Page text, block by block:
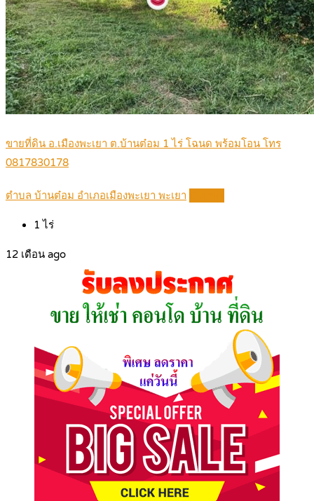
ขายที่ดิน อ.เมืองพะเยา ต.บ้านต๋อม 1 ไร่ โฉนด พร้อมโอน โทร
0817830178
ตำบล บ้านต๋อม อำเภอเมืองพะเยา พะเยา
1 ไร่
12 เดือน ago